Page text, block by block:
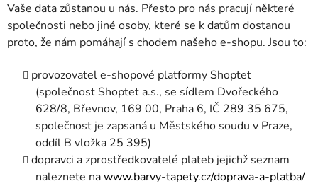
Vaše data zůstanou u nás. Přesto pro nás pracují některé
společnosti nebo jiné osoby, které se k datům dostanou
proto, že nám pomáhají s chodem našeho e-shopu. Jsou to:
provozovatel e-shopové platformy Shoptet
(společnost Shoptet a.s., se sídlem Dvořeckého
628/8, Břevnov, 169 00, Praha 6, IČ 289 35 675,
společnost je zapsaná u Městského soudu v Praze,
oddíl B vložka 25 395)
dopravci a zprostředkovatelé plateb jejichž seznam
naleznete nawww.barvy-tapety.cz/doprava-a-platba/